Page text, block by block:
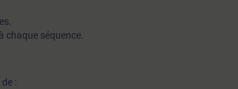
chaque séquence.
: